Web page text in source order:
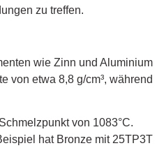
zu treffen.
wie Zinn und Aluminium
von etwa 8,8 g/cm³, während
von 1083°C.
hat Bronze mit 25TP3T